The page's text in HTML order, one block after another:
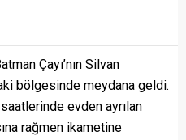
Çayı’nın Silvan
bölgesinde meydana geldi.
evden ayrılan
rağmen ikametine